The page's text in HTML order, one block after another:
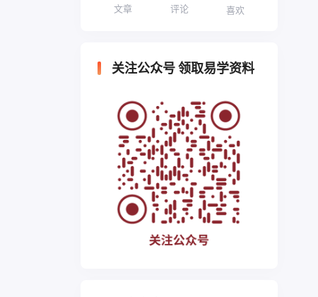
文章 评论 喜欢
关注公众号 领取易学资料